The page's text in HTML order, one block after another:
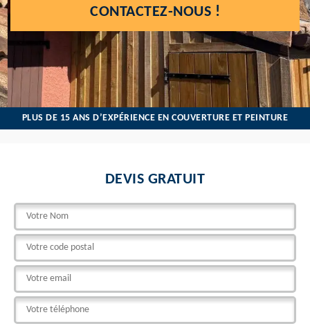
CONTACTEZ-NOUS !
PLUS DE 15 ANS D’EXPÉRIENCE EN COUVERTURE ET PEINTURE
DEVIS GRATUIT